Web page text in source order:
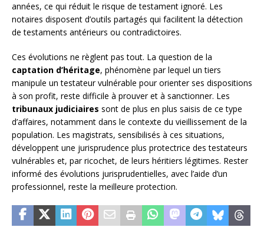
années, ce qui réduit le risque de testament ignoré. Les
notaires disposent d’outils partagés qui facilitent la détection
de testaments antérieurs ou contradictoires.
Ces évolutions ne règlent pas tout. La question de la
captation d’héritage, phénomène par lequel un tiers
manipule un testateur vulnérable pour orienter ses dispositions
à son profit, reste difficile à prouver et à sanctionner. Les
tribunaux judiciaires sont de plus en plus saisis de ce type
d’affaires, notamment dans le contexte du vieillissement de la
population. Les magistrats, sensibilisés à ces situations,
développent une jurisprudence plus protectrice des testateurs
vulnérables et, par ricochet, de leurs héritiers légitimes. Rester
informé des évolutions jurisprudentielles, avec l’aide d’un
professionnel, reste la meilleure protection.